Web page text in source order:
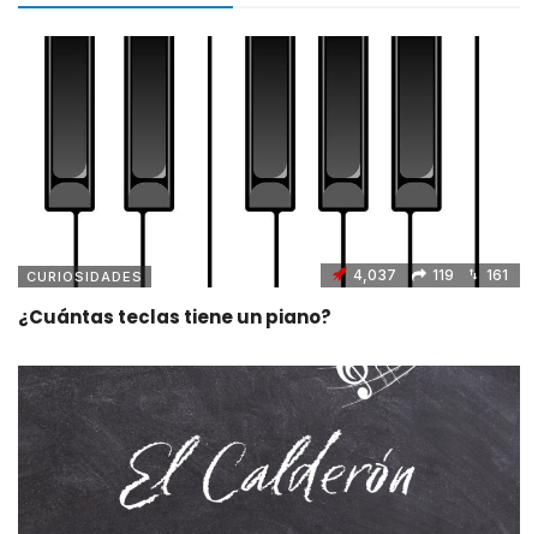
CURIOSIDADES 4,037 119 161
¿Cuántas teclas tiene un piano?